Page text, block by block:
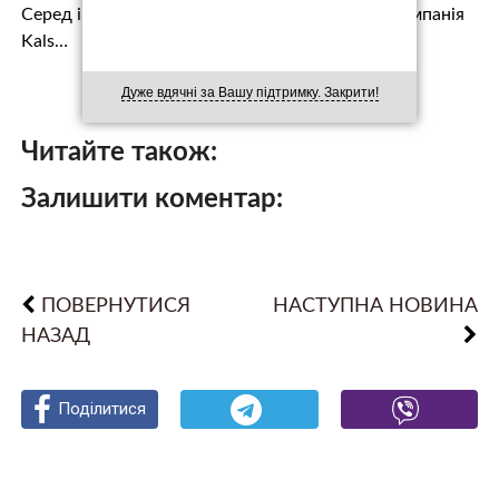
Дуже вдячні за Вашу підтримку. Закрити!
Серед інших компаній, які зробили внески, – компанія
Kals…
Читайте також:
Залишити коментар:
ПОВЕРНУТИСЯ
НАЗАД
НАСТУПНА НОВИНА
Поділитися